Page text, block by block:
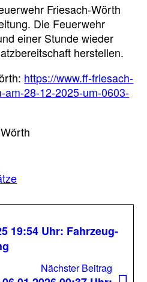
Friesach-Wörth
Die Feuerwehr
einer Stunde wieder
herstellen.
https://www.ff-friesach-
28-12-2025-um-0603-
19:54 Uhr: Fahrzeug-
Nächster Beitrag